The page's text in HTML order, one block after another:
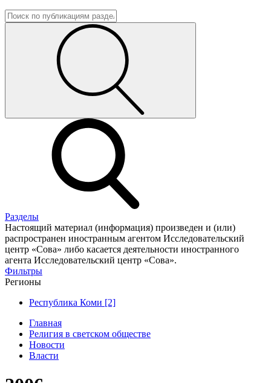
Разделы
Настоящий материал (информация) произведен и (или)
распространен иностранным агентом Исследовательский
центр «Сова» либо касается деятельности иностранного
агента Исследовательский центр «Сова».
Фильтры
Регионы
Республика Коми [2]
Главная
Религия в светском обществе
Новости
Власти